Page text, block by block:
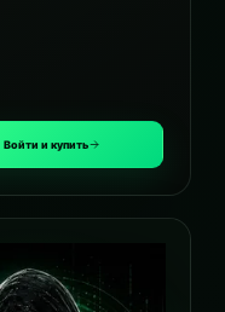
Войти и купить